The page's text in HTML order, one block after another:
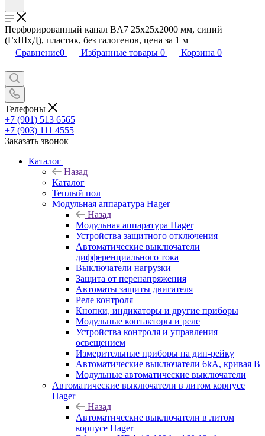
Перфорированный канал BA7 25x25х2000 мм, синий
(ГхШхД), пластик, без галогенов, цена за 1 м
Сравнение0 Избранные товары 0 Корзина 0
Телефоны
+7 (901) 513 6565
+7 (903) 111 4555
Заказать звонок
Каталог
Назад
Каталог
Теплый пол
Модульная аппаратура Hager
Назад
Модульная аппаратура Hager
Устройства защитного отключения
Автоматические выключатели
дифференциального тока
Выключатели нагрузки
Защита от перенапряжения
Автоматы защиты двигателя
Реле контроля
Кнопки, индикаторы и другие приборы
Модульные контакторы и реле
Устройства контроля и управления
освещением
Измерительные приборы на дин-рейку
Автоматические выключатели 6kA, кривая В
Модульные автоматические выключатели
Автоматические выключатели в литом корпусе
Hager
Назад
Автоматические выключатели в литом
корпусе Hager